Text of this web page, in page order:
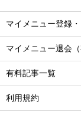
マイメニュー登録
マイメニュー退会（
有料記事一覧
利用規約